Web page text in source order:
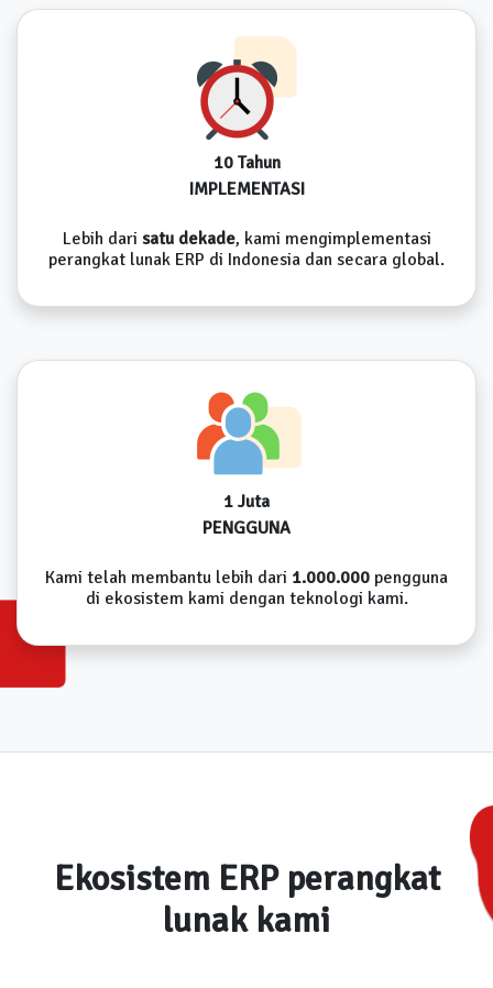
10 Tahun
IMPLEMENTASI
Lebih dari satu dekade, kami mengimplementasi
perangkat lunak ERP di Indonesia dan secara global.
1 Juta
PENGGUNA
Kami telah membantu lebih dari 1.000.000 pengguna
di ekosistem kami dengan teknologi kami.
Ekosistem ERP perangkat
lunak kami